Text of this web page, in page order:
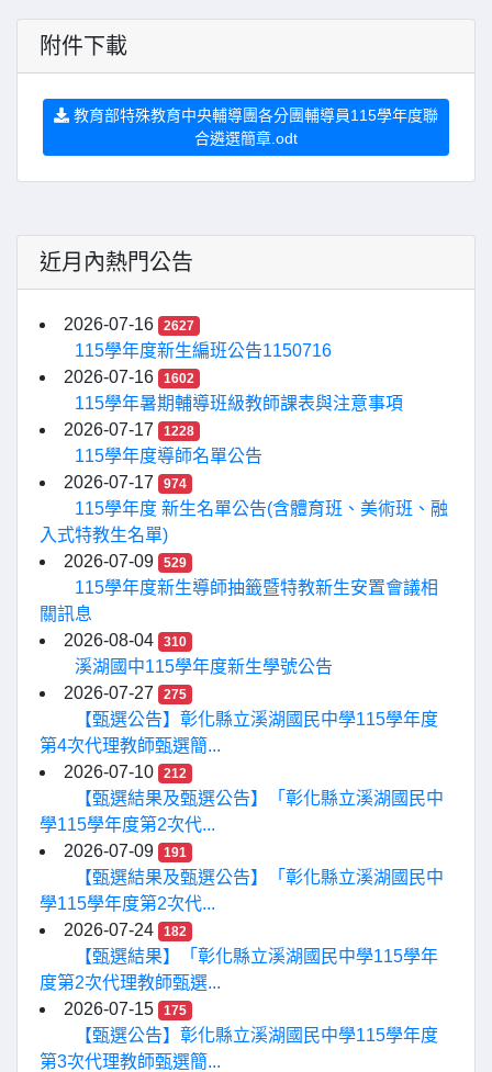
附件下載
教育部特殊教育中央輔導團各分團輔導員115學年度聯
合遴選簡章.odt
近月內熱門公告
2026-07-16 2627
115學年度新生編班公告1150716
2026-07-16
1602
115學年暑期輔導班級教師課表與注意事項
2026-07-17
1228
115學年度導師名單公告
2026-07-17
974
115學年度 新生名單公告(含體育班、美術班、融
入式特教生名單)
2026-07-09
529
115學年度新生導師抽籤暨特教新生安置會議相
關訊息
2026-08-04
310
溪湖國中115學年度新生學號公告
2026-07-27
275
【甄選公告】彰化縣立溪湖國民中學115學年度
第4次代理教師甄選簡...
2026-07-10
212
【甄選結果及甄選公告】「彰化縣立溪湖國民中
學115學年度第2次代...
2026-07-09
191
【甄選結果及甄選公告】「彰化縣立溪湖國民中
學115學年度第2次代...
2026-07-24
182
【甄選結果】「彰化縣立溪湖國民中學115學年
度第2次代理教師甄選...
2026-07-15
175
【甄選公告】彰化縣立溪湖國民中學115學年度
第3次代理教師甄選簡...